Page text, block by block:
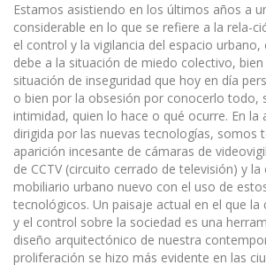
Estamos asistiendo en los últimos años a
considerable en lo que se refiere a la rela-
el control y la vigilancia del espacio urbano,
debe a la situación de miedo colectivo,
situación de inseguridad que hoy en día
o bien por la obsesión por conocerlo todo,
intimidad, quien lo hace o qué ocurre. En la
dirigida por las nuevas tecnologías, somos
aparición incesante de cámaras de
de CCTV (circuito cerrado de televisión) y la
mobiliario urbano nuevo con el uso de
tecnológicos. Un paisaje actual en el que la
y el control sobre la sociedad es una
diseño arquitectónico de nuestra
proliferación se hizo más evidente en las